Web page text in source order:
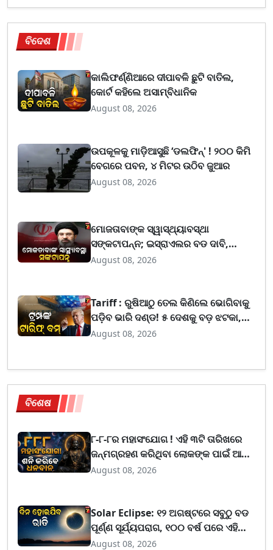
ବିଦେଶ
କାଲିଫର୍ଣ୍ଣିଆରେ ଦୀପାବଳି ଛୁଟି ବାତିଲ,
କୋର୍ଟ କହିଲେ ଅସାମ୍ବିଧାନିକ
August 08, 2026
ଉପକୂଳକୁ ମାଡ଼ିଆସୁଛି ‘ଡଲଫିନ୍' ! ୨୦୦ କିମି
ବେଗରେ ପବନ, ୪ ମିଟର ଉଠିବ ଜୁଆର
August 08, 2026
ମୋଜତାବାଙ୍କ ସ୍ୱାସ୍ଥ୍ୟାବସ୍ଥା
ସଙ୍କଟାପନ୍ନ; ଇସ୍ରାଏଲର ବଡ ଦାବି,
ଯେକୌଣସି ସମୟରେ ପ୍ରାଣ ହରାଇପାରନ୍ତି
August 08, 2026
Tariff : ରୁଷିଆଠୁ ତେଲ କିଣିଲେ ଭୋଗିବାକୁ
ପଡ଼ିବ ଭାରି ଦଣ୍ଡ! ୫ ଦେଶକୁ ବଡ଼ ଝଟକା,
ବର୍ତ୍ତିବନି ଭାରତ
August 08, 2026
ବିଶେଷ
୮-୮-୮ର ମହାସଂଯୋଗ ! ଏହି ୩ଟି ତାରିଖରେ
ଜନ୍ମଗ୍ରହଣ କରିଥିବା ଲୋକଙ୍କ ପାଇଁ ଆଜିର
ଦିନ ଆଣିବ ସୌଭାଗ୍ୟ
August 08, 2026
Solar Eclipse: ୧୨ ଅଗଷ୍ଟରେ ସବୁଠୁ ବଡ
ପୂର୍ଣ୍ଣ ସୂର୍ଯ୍ୟପରାଗ, ୧୦୦ ବର୍ଷ ପରେ ଏହି
ଦେଶରେ ମାଡି ଆସିବ ଅନ୍ଧାର
August 08, 2026